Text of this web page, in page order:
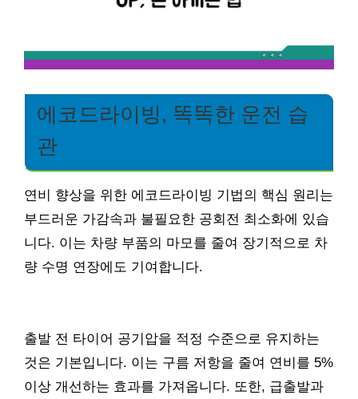
에코드라이빙, 똑똑한 운전 습
관
연비 향상을 위한 에코드라이빙 기법의 핵심 원리는
부드러운 가감속과 불필요한 공회전 최소화에 있습
니다. 이는 차량 부품의 마모를 줄여 장기적으로 차
량 수명 연장에도 기여합니다.
출발 전 타이어 공기압을 적정 수준으로 유지하는
것은 기본입니다. 이는 구름 저항을 줄여 연비를 5%
이상 개선하는 효과를 가져옵니다. 또한, 급출발과